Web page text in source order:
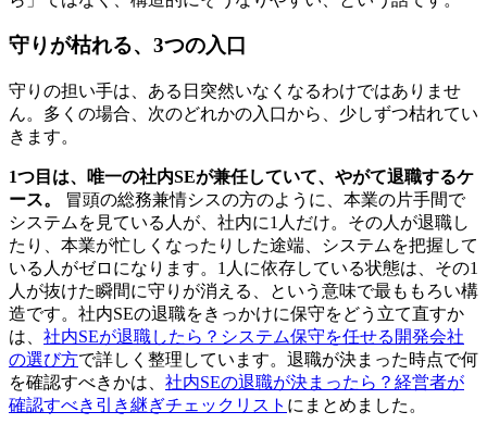
守りが枯れる、3つの入口
守りの担い手は、ある日突然いなくなるわけではありませ
ん。多くの場合、次のどれかの入口から、少しずつ枯れてい
きます。
1つ目は、唯一の社内SEが兼任していて、やがて退職するケ
ース。
冒頭の総務兼情シスの方のように、本業の片手間で
システムを見ている人が、社内に1人だけ。その人が退職し
たり、本業が忙しくなったりした途端、システムを把握して
いる人がゼロになります。1人に依存している状態は、その1
人が抜けた瞬間に守りが消える、という意味で最ももろい構
造です。社内SEの退職をきっかけに保守をどう立て直すか
は、 社内SEが退職したら？システム保守を任せる開発会社
の選び方で詳しく整理しています。退職が決まった時点で何
を確認すべきかは、 社内SEの退職が決まったら？経営者が
確認すべき引き継ぎチェックリスト にまとめました。